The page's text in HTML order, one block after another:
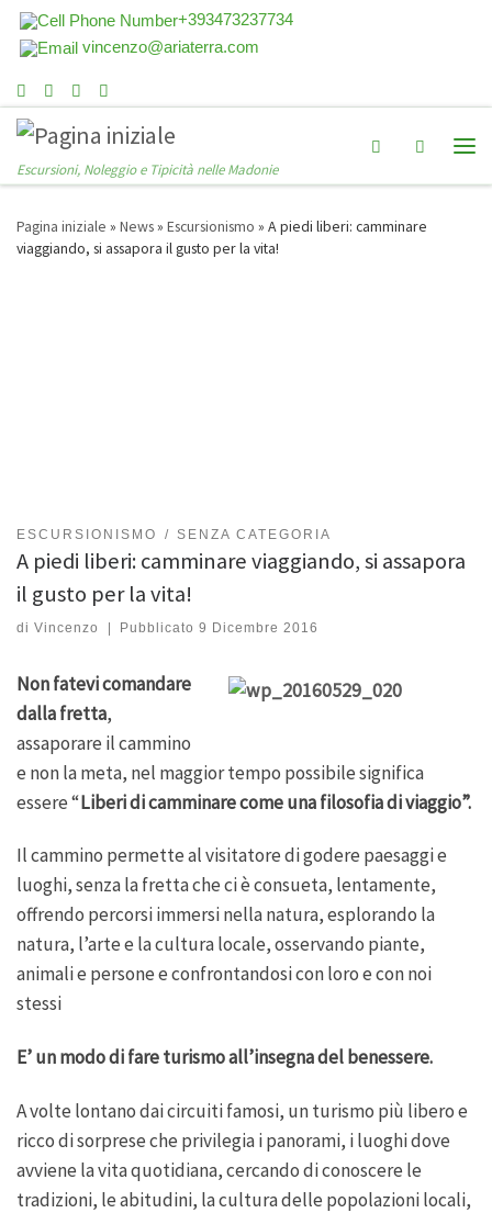
+393473237734
vincenzo@ariaterra.com
Escursioni, Noleggio e Tipicità nelle Madonie
Search
Pagina iniziale » News» Escursionismo » A piedi liberi: camminare
viaggiando, si assapora il gusto per la vita!
ESCURSIONISMO SENZA CATEGORIA
A piedi liberi: camminare viaggiando, si assapora
il gusto per la vita!
di Vincenzo | Pubblicato9 Dicembre 2016
Non fatevi comandare
dalla fretta,
assaporare il cammino
e non la meta, nel maggior tempo possibile significa
essere “Liberi di camminare come una filosofia di viaggio”.
Il cammino permette al visitatore di godere paesaggi e
luoghi, senza la fretta che ci è consueta, lentamente,
offrendo percorsi immersi nella natura, esplorando la
natura, l’arte e la cultura locale, osservando piante,
animali e persone e confrontandosi con loro e con noi
stessi
E’ un modo di fare turismo all’insegna del benessere.
A volte lontano dai circuiti famosi, un turismo più libero e
ricco di sorprese che privilegia i panorami, i luoghi dove
avviene la vita quotidiana, cercando di conoscere le
tradizioni, le abitudini, la cultura delle popolazioni locali,